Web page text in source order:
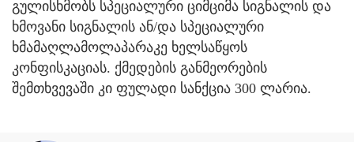
გულისხმობს სპეციალური ციმციმა სიგნალის და
ხმოვანი სიგნალის ან/და სპეციალური
ხმამაღლამოლაპარაკე ხელსაწყოს
კონფისკაციას. ქმედების განმეორების
შემთხვევაში კი ფულადი სანქცია 300 ლარია.